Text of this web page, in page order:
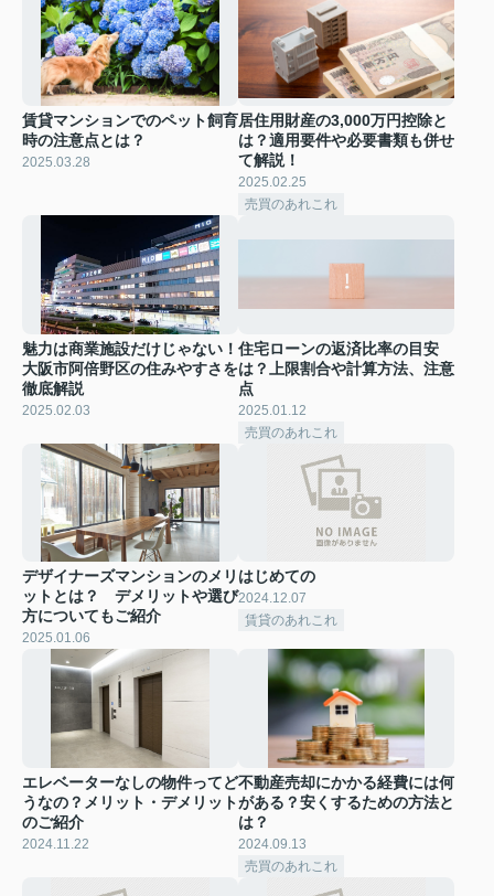
賃貸マンションでのペット飼育
時の注意点とは？
2025.03.28
居住用財産の3,000万円控除と
は？適用要件や必要書類も併せ
て解説！
2025.02.25
売買のあれこれ
魅力は商業施設だけじゃない！
大阪市阿倍野区の住みやすさを
徹底解説
2025.02.03
住宅ローンの返済比率の目安
は？上限割合や計算方法、注意
点
2025.01.12
売買のあれこれ
デザイナーズマンションのメリ
ットとは？ デメリットや選び
方についてもご紹介
2025.01.06
はじめての
2024.12.07
賃貸のあれこれ
エレベーターなしの物件ってど
うなの？メリット・デメリット
のご紹介
2024.11.22
不動産売却にかかる経費には何
がある？安くするための方法と
は？
2024.09.13
売買のあれこれ